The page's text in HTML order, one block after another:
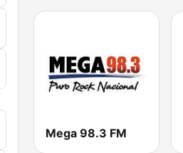
Mega 98.3 FM